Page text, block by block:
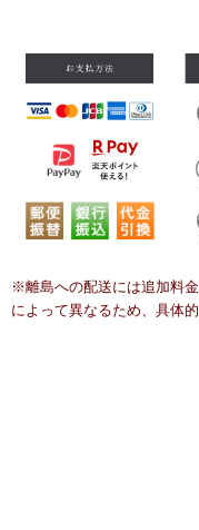
※離島への配送には追加料
によって異なるため、具体